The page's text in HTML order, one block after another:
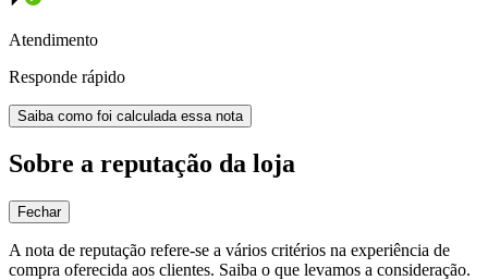
Atendimento
Responde rápido
Saiba como foi calculada essa nota
Sobre a reputação da loja
Fechar
A nota de reputação refere-se a vários critérios na experiência de
compra oferecida aos clientes. Saiba o que levamos a consideração.